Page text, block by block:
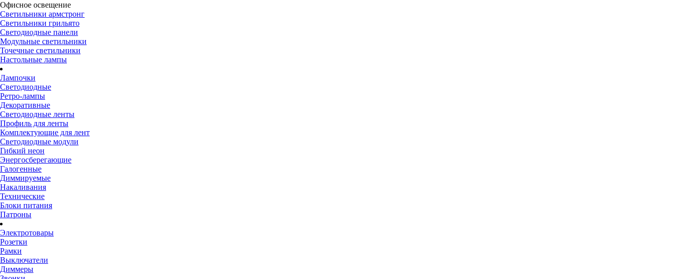
Офисное освещение
Светильники армстронг
Светильники грильято
Светодиодные панели
Модульные светильники
Точечные светильники
Настольные лампы
Лампочки
Светодиодные
Ретро-лампы
Декоративные
Светодиодные ленты
Профиль для ленты
Комплектующие для лент
Светодиодные модули
Гибкий неон
Энергосберегающие
Галогенные
Диммируемые
Накаливания
Технические
Блоки питания
Патроны
Электротовары
Розетки
Рамки
Выключатели
Диммеры